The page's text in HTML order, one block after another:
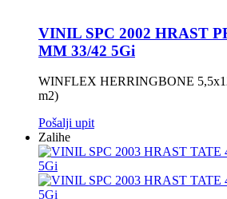
VINIL SPC 2002 HRAST
MM 33/42 5Gi
WINFLEX HERRINGBONE
m2)
Pošalji upit
Zalihe